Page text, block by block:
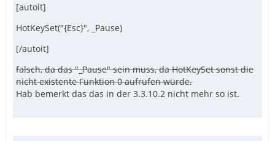
[autoit]
HotKeySet("{Esc}", _Pause)
[/autoit]
falsch, da das "_Pause" sein muss, da HotKeySet sonst die
nicht existente Funktion 0 aufrufen würde.
Hab bemerkt das das in der 3.3.10.2 nicht mehr so ist.